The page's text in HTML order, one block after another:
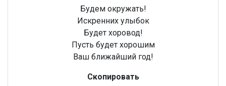
Будем окружать!
Искренних улыбок
Будет хоровод!
Пусть будет хорошим
Ваш ближайший год!
Скопировать